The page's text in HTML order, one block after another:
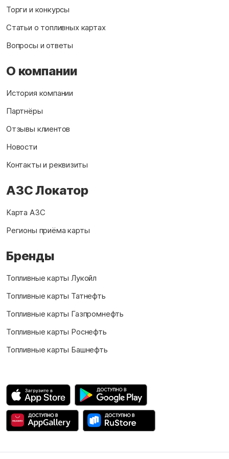
Торги и конкурсы
Статьи о топливных картах
Вопросы и ответы
О компании
История компании
Партнёры
Отзывы клиентов
Новости
Контакты и реквизиты
АЗС Локатор
Карта АЗС
Регионы приёма карты
Бренды
Топливные карты Лукойл
Топливные карты Татнефть
Топливные карты Газпромнефть
Топливные карты Роснефть
Топливные карты Башнефть